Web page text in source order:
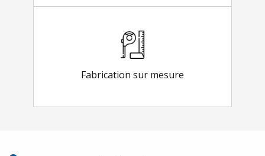
Fabrication sur mesure